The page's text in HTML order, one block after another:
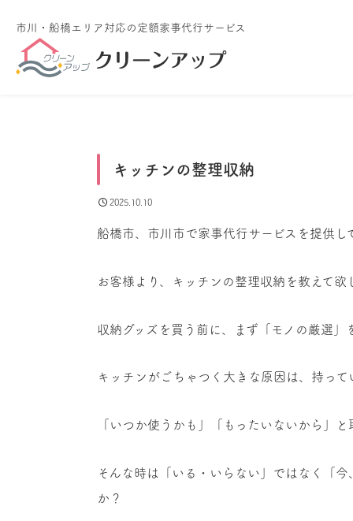
市川・船橋エリア対応 の定額家事代行サービス
キッチンの整理収納
2025.10.10
船橋市、市川市で家事代行サービスを提供し
お客様より、キッチンの整理収納を教えて欲
収納グッズを買う前に、まず「モノの厳選」
キッチンがごちゃつく大きな原因は、持って
「いつか使うかも」「もったいないから」
そんな時は「いる・いらない」ではなく「
か？